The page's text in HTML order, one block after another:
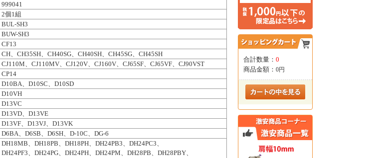
999041
2個1組
BUL-SH3
BUW-SH3
CF13
CH、CH35SH、CH40SG、CH40SH、CH45SG、CH45SH
CJ110M、CJ110MV、CJ120V、CJ160V、CJ65SF、CJ65VF、CJ90VST
CP14
D10BA、D10SC、D10SD
D10VH
D13VC
D13VD、D13VE
D13VF、D13VJ、D13VK
D6BA、D6SB、D6SH、D-10C、DG-6
DH18MB、DH18PB、DH18PH、DH24PB3、DH24PC3、
DH24PF3、DH24PG、DH24PH、DH24PM、DH28PB、DH28PBY、
合計数量： 0
商品金額： 0円